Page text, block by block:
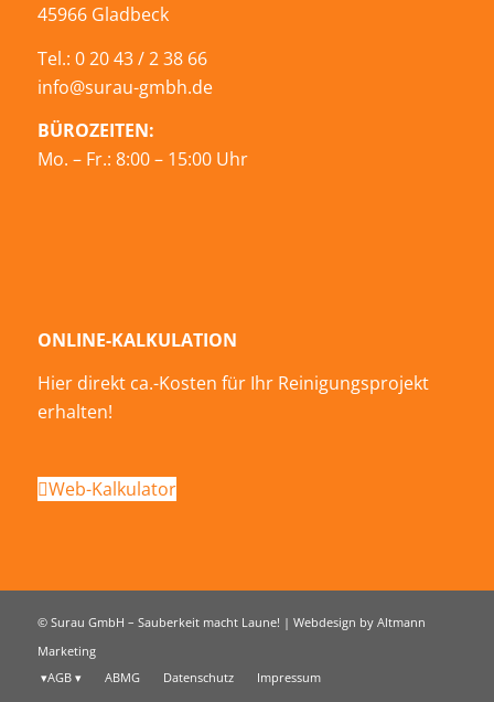
45966 Gladbeck
Tel.: 0 20 43 / 2 38 66
info@surau-gmbh.de
BÜROZEITEN:
Mo. – Fr.: 8:00 – 15:00 Uhr
ONLINE-KALKULATION
Hier direkt ca.-Kosten für Ihr Reinigungsprojekt
erhalten!
Web-Kalkulator
© Surau GmbH – Sauberkeit macht Laune! | Webdesign by Altmann
Marketing
AGB
ABMG Datenschutz Impressum